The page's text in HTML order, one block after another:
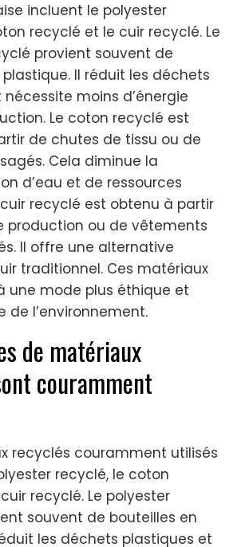
incluent le polyester
recyclé et le cuir recyclé. Le
provient souvent de
Il réduit les déchets
moins d’énergie
Le coton recyclé est
de chutes de tissu ou de
Cela diminue la
d’eau et de ressources
recyclé est obtenu à partir
production ou de vêtements
Il offre une alternative
traditionnel. Ces matériaux
une mode plus éthique et
de l’environnement.
de matériaux
couramment
recyclés couramment utilisés
recyclé, le coton
recyclé. Le polyester
souvent de bouteilles en
les déchets plastiques et